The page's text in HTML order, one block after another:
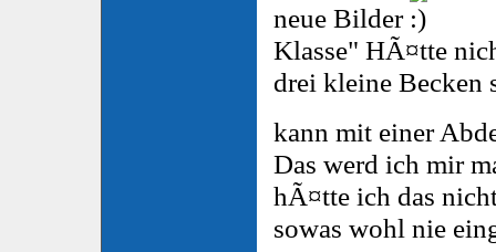
neue Bilder
Klasse" HÃ¤tte
drei kleine Becken
kann mit einer
Das werd ich mir
hÃ¤tte ich das
sowas wohl nie